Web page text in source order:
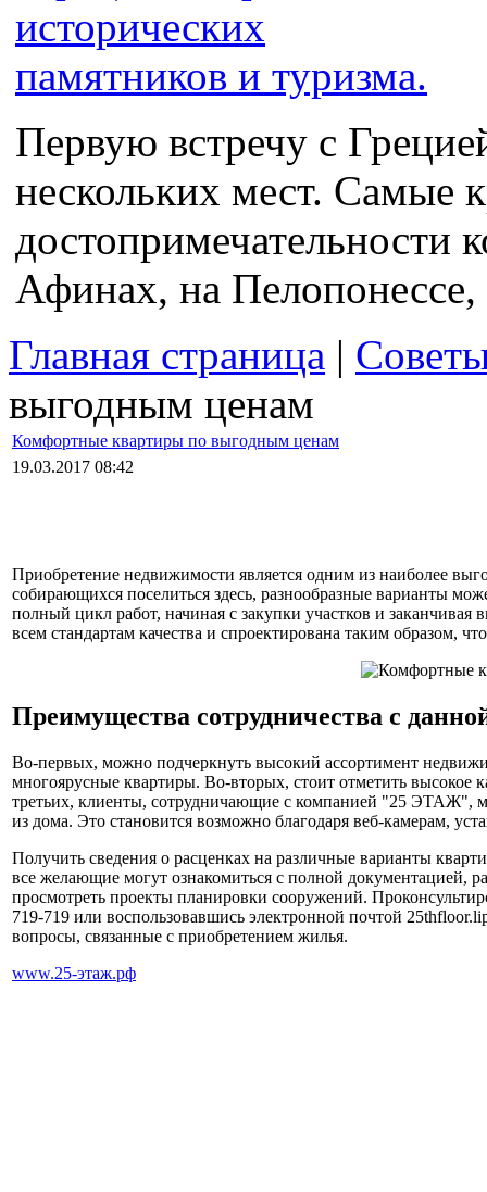
Первую встречу с
нескольких мест. Самые
достопримечательности
Афинах, на
Главная страница |
выгодным ценам
Комфортные квартиры по выгодным ценам
19.03.2017 08:42
Приобретение недвижимости является одним из наиболее
собирающихся поселиться здесь, разнообразные варианты
полный цикл работ, начиная с закупки участков и
всем стандартам качества и спроектирована таким образом,
Преимущества сотрудничества с
Во-первых, можно подчеркнуть высокий ассортимент
многоярусные квартиры. Во-вторых, стоит отметить
третьих, клиенты, сотрудничающие с компанией "25 ЭТАЖ",
из дома. Это становится возможно благодаря веб-камерам,
Получить сведения о расценках на различные варианты
все желающие могут ознакомиться с полной документацией,
просмотреть проекты планировки сооружений.
719-719 или воспользовавшись электронной почтой
вопросы, связанные с приобретением жилья.
www.25-этаж.рф